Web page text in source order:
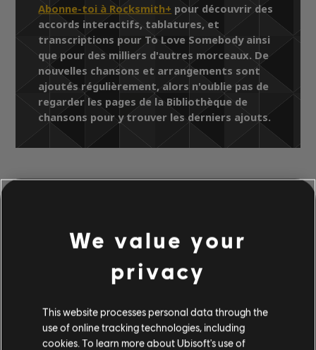
Abonne-toi à Rocksmith+ pour découvrir des
accords interactifs, tablatures, et
transcriptions pour To Love Somebody ainsi
que pour des milliers d'autres morceaux. De
nouvelles chansons et arrangements sont
ajoutés régulièrement, alors n'oublie pas de
regarder les pages de la Bibliothèque de
chansons pour y trouver les derniers ajouts.
Timeless (The Classics)
To Love Somebody
ARRANGEMENTS
VÉRIFIÉS
We value your
privacy
This website processes personal data through the
use of online tracking technologies, including
cookies. To learn more about Ubisoft's use of